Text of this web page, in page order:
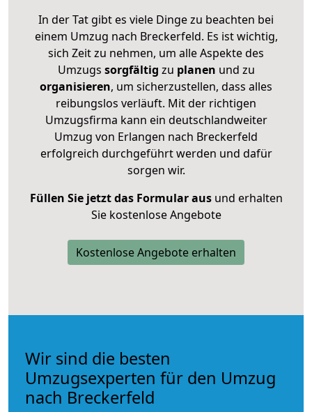
In der Tat gibt es viele Dinge zu beachten bei
einem Umzug nach Breckerfeld. Es ist wichtig,
sich Zeit zu nehmen, um alle Aspekte des
Umzugs sorgfältig zu planen und zu
organisieren, um sicherzustellen, dass alles
reibungslos verläuft. Mit der richtigen
Umzugsfirma kann ein deutschlandweiter
Umzug von Erlangen nach Breckerfeld
erfolgreich durchgeführt werden und dafür
sorgen wir.
Füllen Sie jetzt das Formular ausund erhalten
Sie kostenlose Angebote
Kostenlose Angebote erhalten
Wir sind die besten
Umzugsexperten für den Umzug
nach Breckerfeld